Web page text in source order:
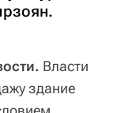
Власти
здание